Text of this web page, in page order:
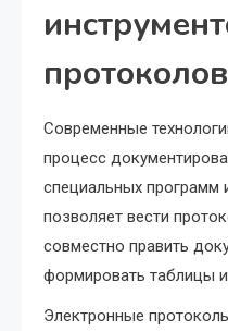
протоколов
Современные
процесс
специальных программ
позволяет вести
совместно править
формировать таблицы
Электронные